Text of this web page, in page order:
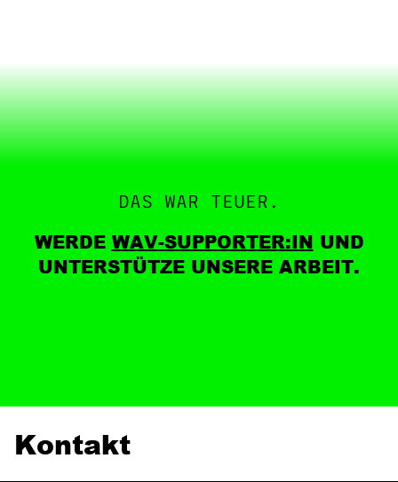
DAS WAR TEUER.
WERDE WAV-SUPPORTER:IN UND
UNTERSTÜTZE UNSERE ARBEIT.
Kontakt